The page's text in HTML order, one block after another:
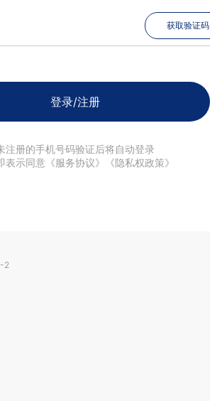
获取验证码
登录/注册
注册的手机号码验证后将自动登录
表示同意《服务协议》《隐私权政策》
2